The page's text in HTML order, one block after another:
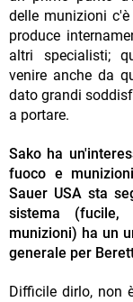
delle munizioni
produce
altri specialisti;
venire anche da
dato grandi
a portare.
Sako ha
fuoco e
Sauer USA sta
sistema (fucile,
munizioni) ha un
generale per
Difficile dirlo, non